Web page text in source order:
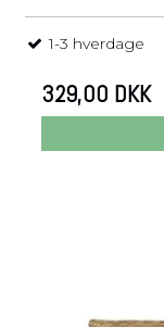
1-3 hverdage
329,00 DKK